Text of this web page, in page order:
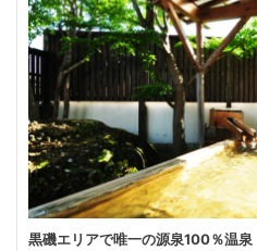
黒磯エリアで唯一の源泉100％温泉